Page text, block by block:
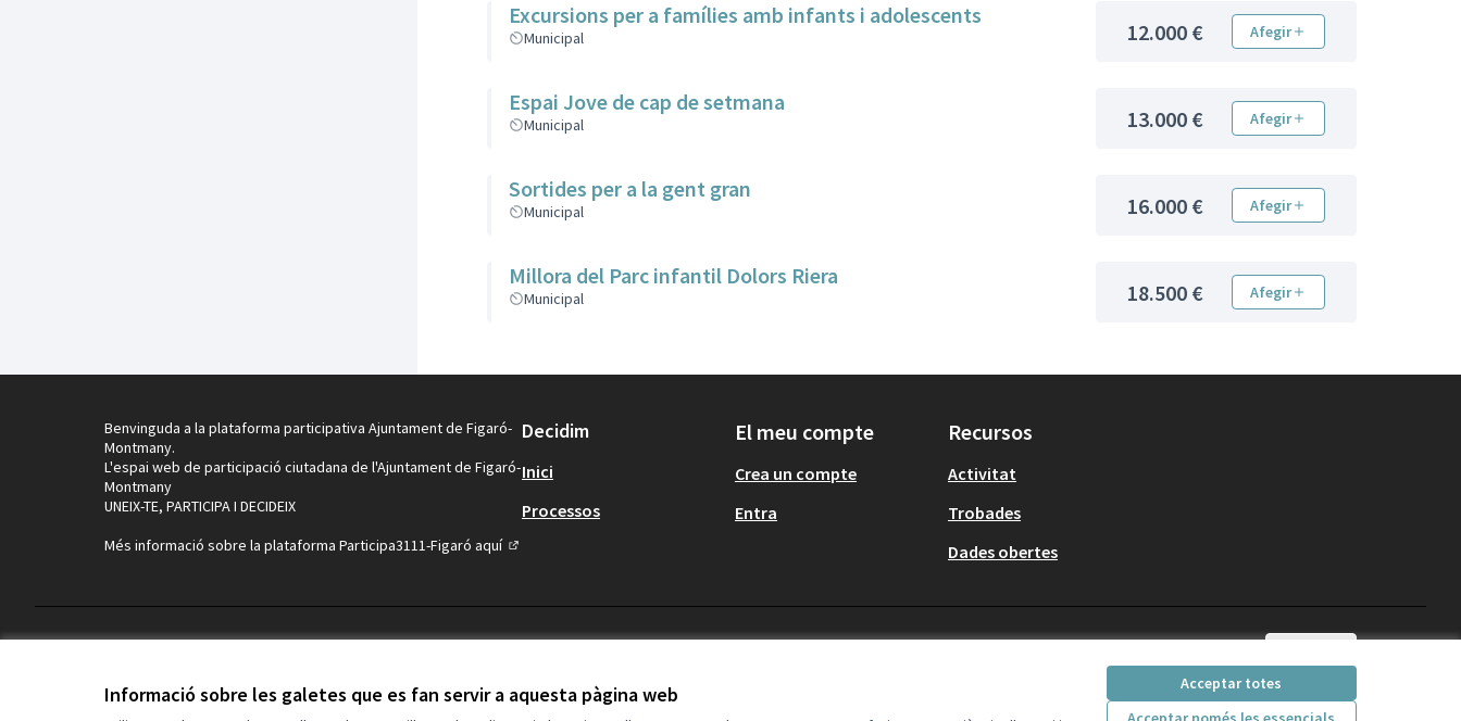
Informació sobre les galetes que es fan servir a aquesta pàgina web
Acceptar totes
Excursions per a famílies amb infants i adolescents
Municipal 12.000 € Afegir
Espai Jove de cap de setmana
Municipal 13.000 € Afegir
Sortides per a la gent gran
Municipal 16.000 € Afegir
Millora del Parc infantil Dolors Riera
Municipal 18.500 € Afegir
Benvinguda a la plataforma participativa Ajuntament de Figaró-
Montmany.
L'espai web de participació ciutadana de l'Ajuntament de Figaró-
Montmany
UNEIX-TE, PARTICIPA I DECIDEIX
Més informació sobre la plataforma Participa3111-Figaró aquí
Decidim
Inici
Processos
El meu compte
Crea un compte
Entra
Recursos
Activitat
Trobades
Dades obertes